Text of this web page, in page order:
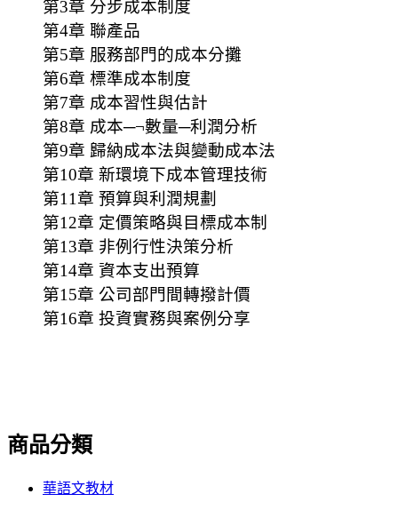
第3章 分步成本制度
第4章 聯產品
第5章 服務部門的成本分攤
第6章 標準成本制度
第7章 成本習性與估計
第8章 成本─¬數量─利潤分析
第9章 歸納成本法與變動成本法
第10章 新環境下成本管理技術
第11章 預算與利潤規劃
第12章 定價策略與目標成本制
第13章 非例行性決策分析
第14章 資本支出預算
第15章 公司部門間轉撥計價
第16章 投資實務與案例分享
商品分類
華語文教材